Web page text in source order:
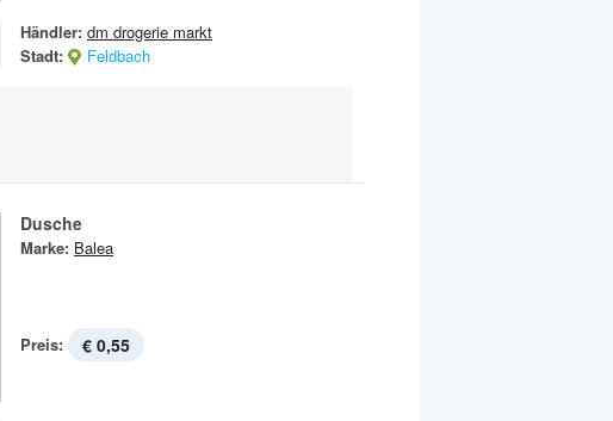
Händler: dm drogerie markt
Stadt:
Feldbach
Dusche
Marke: Balea
Preis: € 0,55